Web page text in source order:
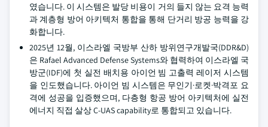
였습니다. 이 시스템은 발당 비용이 거의 들지 않는 요격 능력
과 계층형 방어 아키텍처 통합을 통해 단거리 방공 능력을 강
화합니다.
2025년 12월, 이스라엘 국방부 산하 방위연구개발국(DDR&D)
은 Rafael Advanced Defense Systems와 협력하여 이스라엘 국
방군(IDF)에 첫 실전 배치용 아이언 빔 고출력 레이저 시스템
을 인도했습니다. 아이언 빔 시스템은 무인기·로켓·박격포 요
격에 성공을 입증했으며, 다층형 항공 방어 아키텍처에 실전
에너지 직접 살상 C-UAS capability로 통합되고 있습니다.